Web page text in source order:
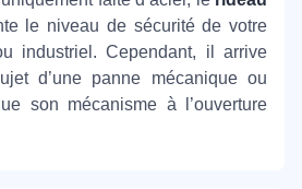
le niveau de sécurité de votre
industriel. Cependant, il arrive
d’une panne mécanique ou
son mécanisme à l’ouverture